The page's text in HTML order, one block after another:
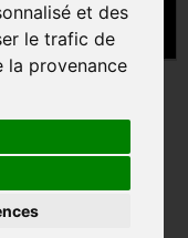
et des
le trafic de
la provenance
/ FIGURINE
/